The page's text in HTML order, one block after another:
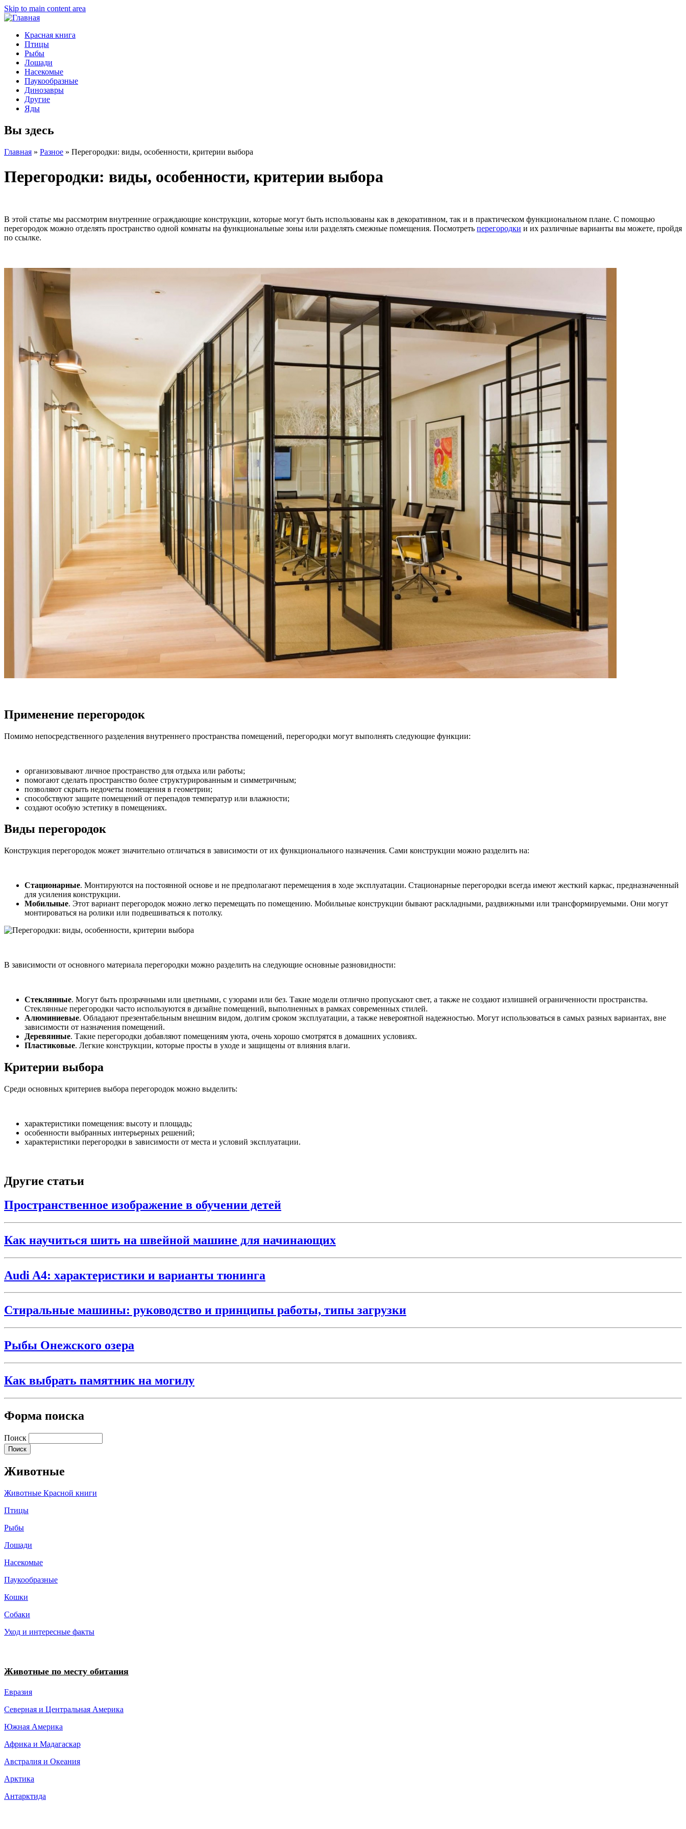
Skip to main content area
Красная книга
Птицы
Рыбы
Лошади
Насекомые
Паукообразные
Динозавры
Другие
Яды
Вы здесь
Главная » Разное » Перегородки: виды, особенности, критерии выбора
Перегородки: виды, особенности, критерии выбора
В этой статье мы рассмотрим внутренние ограждающие конструкции, которые могут быть использованы как в декоративном, так и в практическом функциональном плане. С помощью
перегородок можно отделять пространство одной комнаты на функциональные зоны или разделять смежные помещения. Посмотреть перегородки и их различные варианты вы можете, пройдя
по ссылке.
Применение перегородок
Помимо непосредственного разделения внутреннего пространства помещений, перегородки могут выполнять следующие функции:
организовывают личное пространство для отдыха или работы;
помогают сделать пространство более структурированным и симметричным;
позволяют скрыть недочеты помещения в геометрии;
способствуют защите помещений от перепадов температур или влажности;
создают особую эстетику в помещениях.
Виды перегородок
Конструкция перегородок может значительно отличаться в зависимости от их функционального назначения. Сами конструкции можно разделить на:
Стационарные. Монтируются на постоянной основе и не предполагают перемещения в ходе эксплуатации. Стационарные перегородки всегда имеют жесткий каркас, предназначенный
для усиления конструкции.
Мобильные. Этот вариант перегородок можно легко перемещать по помещению. Мобильные конструкции бывают раскладными, раздвижными или трансформируемыми. Они могут
монтироваться на ролики или подвешиваться к потолку.
В зависимости от основного материала перегородки можно разделить на следующие основные разновидности:
Стеклянные. Могут быть прозрачными или цветными, с узорами или без. Такие модели отлично пропускают свет, а также не создают излишней ограниченности пространства.
Стеклянные перегородки часто используются в дизайне помещений, выполненных в рамках современных стилей.
Алюминиевые. Обладают презентабельным внешним видом, долгим сроком эксплуатации, а также невероятной надежностью. Могут использоваться в самых разных вариантах, вне
зависимости от назначения помещений.
Деревянные. Такие перегородки добавляют помещениям уюта, очень хорошо смотрятся в домашних условиях.
Пластиковые. Легкие конструкции, которые просты в уходе и защищены от влияния влаги.
Критерии выбора
Среди основных критериев выбора перегородок можно выделить:
характеристики помещения: высоту и площадь;
особенности выбранных интерьерных решений;
характеристики перегородки в зависимости от места и условий эксплуатации.
Другие статьи
Пространственное изображение в обучении детей
Как научиться шить на швейной машине для начинающих
Audi A4: характеристики и варианты тюнинга
Стиральные машины: руководство и принципы работы, типы загрузки
Рыбы Онежского озера
Как выбрать памятник на могилу
Форма поиска
Поиск
Животные
Животные Красной книги
Птицы
Рыбы
Лошади
Насекомые
Паукообразные
Кошки
Собаки
Уход и интересные факты
Животные по месту обитания
Евразия
Северная и Центральная Америка
Южная Америка
Африка и Мадагаскар
Австралия и Океания
Арктика
Антарктида